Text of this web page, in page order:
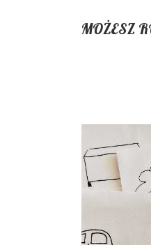
MOŻESZ